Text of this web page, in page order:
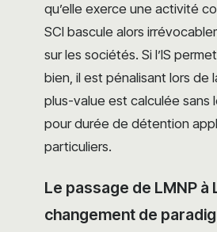
qu’elle exerce une activité
SCI bascule alors
sur les sociétés. Si l’IS
bien, il est pénalisant lors de
plus-value est calculée sans
pour durée de détention
particuliers.
Le passage de LMNP à
changement de